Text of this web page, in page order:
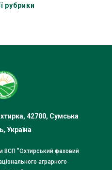
рубрики
42700, Сумська
Україна
ВСП "Охтирський фаховий
аграрного